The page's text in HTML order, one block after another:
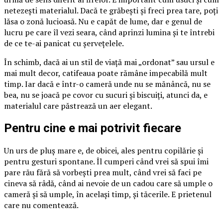
netezești materialul. Dacă te grăbești și freci prea tare, poți
lăsa o zonă lucioasă. Nu e capăt de lume, dar e genul de
lucru pe care îl vezi seara, când aprinzi lumina și te întrebi
de ce te-ai panicat cu șervețelele.
În schimb, dacă ai un stil de viață mai „ordonat” sau ursul e
mai mult decor, catifeaua poate rămâne impecabilă mult
timp. Iar dacă e într-o cameră unde nu se mănâncă, nu se
bea, nu se joacă pe covor cu sucuri și biscuiți, atunci da, e
materialul care păstrează un aer elegant.
Pentru cine e mai potrivit fiecare
Un urs de pluș mare e, de obicei, ales pentru copilărie și
pentru gesturi spontane. Îl cumperi când vrei să spui îmi
pare rău fără să vorbești prea mult, când vrei să faci pe
cineva să râdă, când ai nevoie de un cadou care să umple o
cameră și să umple, în același timp, și tăcerile. E prietenul
care nu comentează.